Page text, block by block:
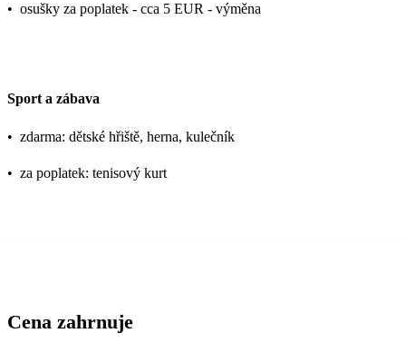
• osušky za poplatek - cca 5 EUR - výměna
Sport a zábava
• zdarma: dětské hřiště, herna, kulečník
• za poplatek: tenisový kurt
Cena zahrnuje